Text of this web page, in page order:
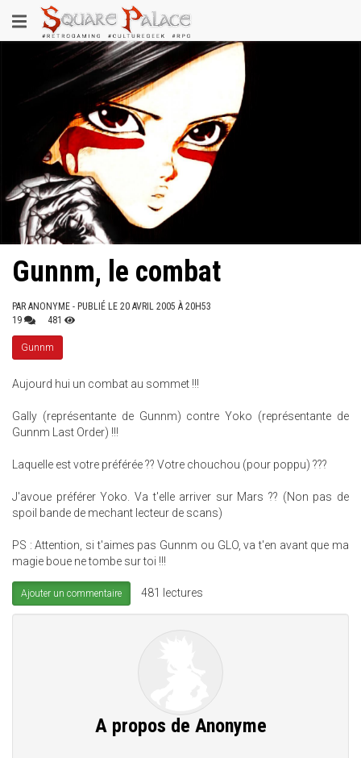
au
contenu
Toggle
navigation
Gunnm, le combat
PAR ANONYME - PUBLIÉ LE 20 AVRIL 2005 À 20H53
19
481
Gunnm
Aujourd hui un combat au sommet !!!
Gally (représentante de Gunnm) contre Yoko (représentante de
Gunnm Last Order) !!!
Laquelle est votre préférée ?? Votre chouchou (pour poppu) ???
J'avoue préférer Yoko. Va t'elle arriver sur Mars ?? (Non pas de
spoil bande de mechant lecteur de scans)
PS : Attention, si t'aimes pas Gunnm ou GLO, va t'en avant que ma
magie boue ne tombe sur toi !!!
Ajouter un commentaire 481 lectures
A propos de Anonyme